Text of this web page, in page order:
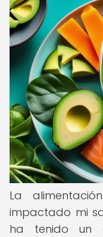
La
impactado mi
ha tenido un